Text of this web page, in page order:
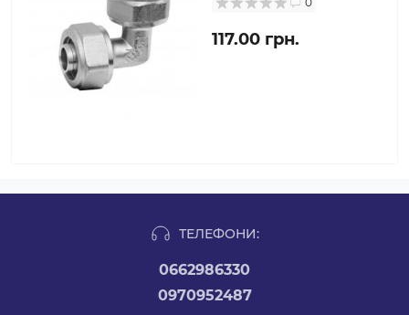
117.00 грн.
ТЕЛЕФОНИ:
0662986330
0970952487